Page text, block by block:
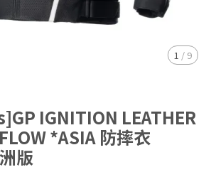
1 / 9
IGNITION LEATHER
*ASIA 防摔衣
版